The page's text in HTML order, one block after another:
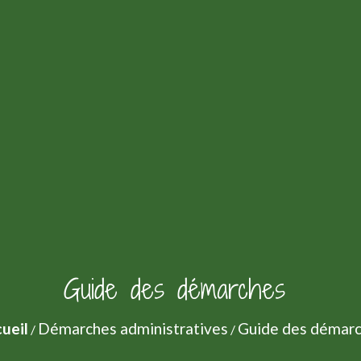
Guide des démarches
/ Démarches administratives / Guide des